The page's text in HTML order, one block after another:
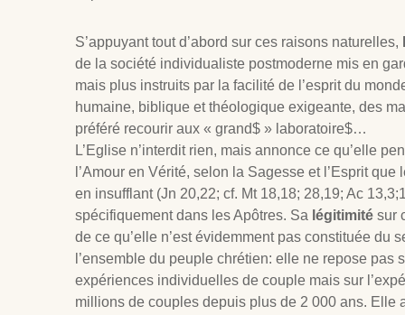
S’appuyant tout d’abord sur ces raisons naturelles,
de la société individualiste postmoderne mis en
mais plus instruits par la facilité de l’esprit du
humaine, biblique et théologique exigeante, des
préféré recourir aux « grand$ » laboratoire$…
L’Eglise n’interdit rien, mais annonce ce qu’elle
l’Amour en Vérité, selon la Sagesse et l’Esprit
en insufflant (Jn 20,22; cf. Mt 18,18; 28,19; Ac 13
spécifiquement dans les Apôtres. Sa légitimité sur
de ce qu’elle n’est évidemment pas constituée du
l’ensemble du peuple chrétien: elle ne repose pas
expériences individuelles de couple mais sur
millions de couples depuis plus de 2 000 ans. Elle